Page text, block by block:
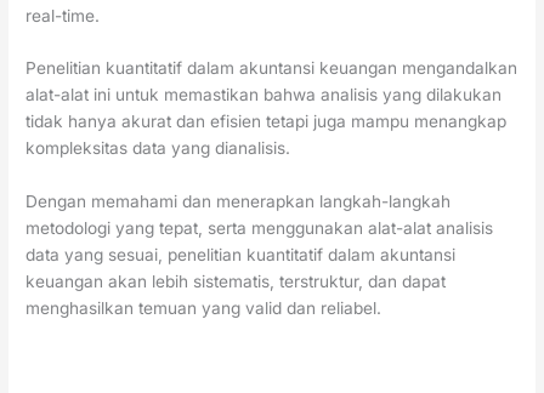
real-time.
Penelitian kuantitatif dalam akuntansi keuangan mengandalkan
alat-alat ini untuk memastikan bahwa analisis yang dilakukan
tidak hanya akurat dan efisien tetapi juga mampu menangkap
kompleksitas data yang dianalisis.
Dengan memahami dan menerapkan langkah-langkah
metodologi yang tepat, serta menggunakan alat-alat analisis
data yang sesuai, penelitian kuantitatif dalam akuntansi
keuangan akan lebih sistematis, terstruktur, dan dapat
menghasilkan temuan yang valid dan reliabel.